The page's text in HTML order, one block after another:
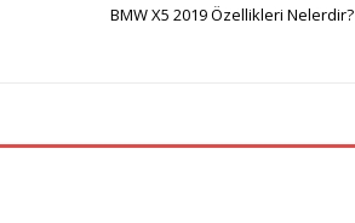
BMW X5 2019 Özellikleri Nelerdir?